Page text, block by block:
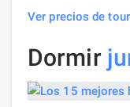
Ver precios de
Dormir